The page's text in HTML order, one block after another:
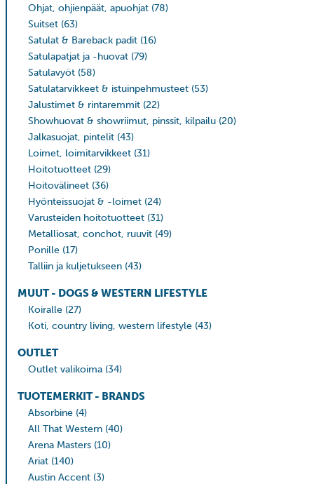
Ohjat, ohjienpäät, apuohjat (78)
Suitset (63)
Satulat & Bareback padit (16)
Satulapatjat ja -huovat (79)
Satulavyöt (58)
Satulatarvikkeet & istuinpehmusteet (53)
Jalustimet & rintaremmit (22)
Showhuovat & showriimut, pinssit, kilpailu (20)
Jalkasuojat, pintelit (43)
Loimet, loimitarvikkeet (31)
Hoitotuotteet (29)
Hoitovälineet (36)
Hyönteissuojat & -loimet (24)
Varusteiden hoitotuotteet (31)
Metalliosat, conchot, ruuvit (49)
Ponille (17)
Talliin ja kuljetukseen (43)
MUUT - DOGS & WESTERN LIFESTYLE
Koiralle (27)
Koti, country living, western lifestyle (43)
OUTLET
Outlet valikoima (34)
TUOTEMERKIT - BRANDS
Absorbine (4)
All That Western (40)
Arena Masters (10)
Ariat (140)
Austin Accent (3)